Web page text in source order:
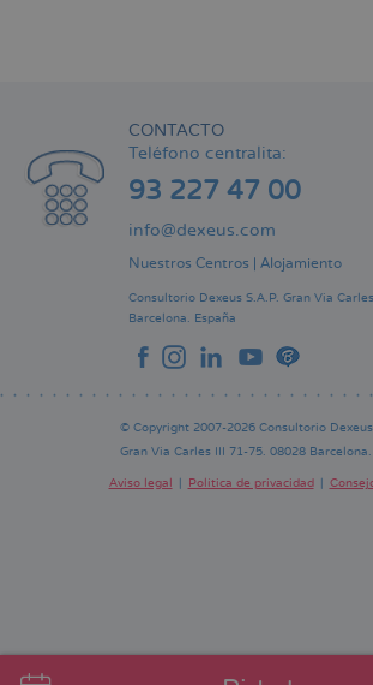
CONTACTO
Teléfono centralita:
93 227 47 00
info@dexeus.com
Nuestros Centros | Alojamiento
Consultorio Dexeus S.A.P. Gran Via
Barcelona. España
© Copyright 2007-2026 Consultorio Dexeus
Gran Via Carles III 71-75. 08028 Barcelona.
Aviso legal Política de privacidad